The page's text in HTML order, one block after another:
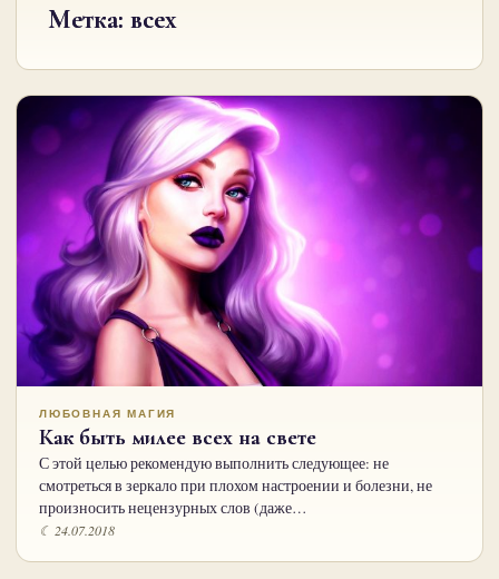
Метка: всех
ЛЮБОВНАЯ МАГИЯ
Как быть милее всех на свете
С этой целью рекомендую выполнить следующее: не
смотреться в зеркало при плохом настроении и болезни, не
произносить нецензурных слов (даже…
☾ 24.07.2018